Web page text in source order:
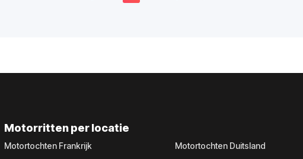
Motorritten per locatie
Motortochten Frankrijk
Motortochten Duitsland